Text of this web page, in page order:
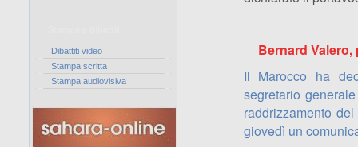
Dibattiti video
Stampa scritta
Stampa audiovisiva
Bernard
Il Marocco ha
segretario
raddrizzamento
giovedì un